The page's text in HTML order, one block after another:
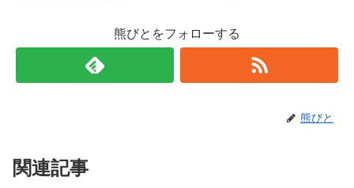
熊びとをフォローする
熊びと
関連記事